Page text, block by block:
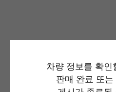
차량 정보를 확인
판매 완료 또